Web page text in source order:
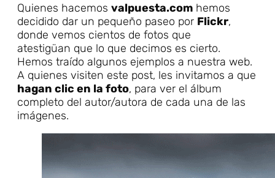
Quienes hacemos valpuesta.com hemos
decidido dar un pequeño paseo por Flickr,
donde vemos cientos de fotos que
atestigüan que lo que decimos es cierto.
Hemos traído algunos ejemplos a nuestra web.
A quienes visiten este post, les invitamos a que
hagan clic en la foto, para ver el álbum
completo del autor/autora de cada una de las
imágenes.